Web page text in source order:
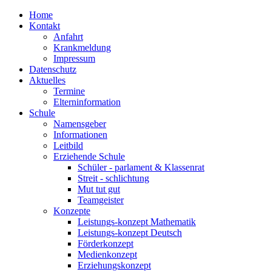
Home
Kontakt
Anfahrt
Krankmeldung
Impressum
Datenschutz
Aktuelles
Termine
Elterninformation
Schule
Namensgeber
Informationen
Leitbild
Erziehende Schule
Schüler - parlament & Klassenrat
Streit - schlichtung
Mut tut gut
Teamgeister
Konzepte
Leistungs-konzept Mathematik
Leistungs-konzept Deutsch
Förderkonzept
Medienkonzept
Erziehungskonzept